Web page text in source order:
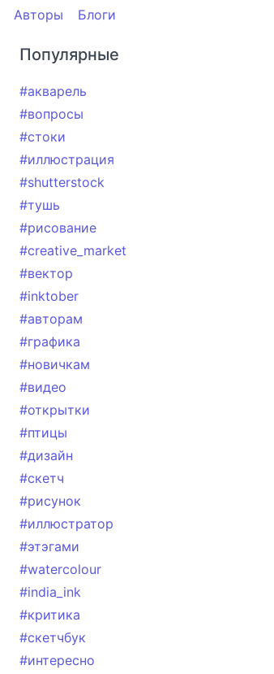
Авторы Блоги
Популярные
#акварель
#вопросы
#стоки
#иллюстрация
#shutterstock
#тушь
#рисование
#creative_market
#вектор
#inktober
#авторам
#графика
#новичкам
#видео
#открытки
#птицы
#дизайн
#скетч
#рисунок
#иллюстратор
#этэгами
#watercolour
#india_ink
#критика
#скетчбук
#интересно